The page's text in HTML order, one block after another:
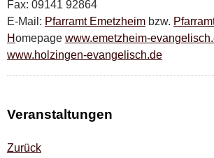
Fax: 09141 92864
E-Mail: Pfarramt Emetzheim bzw.
Homepage www.emetzheim-
www.holzingen-evangelisch.de
Veranstaltungen
Zurück